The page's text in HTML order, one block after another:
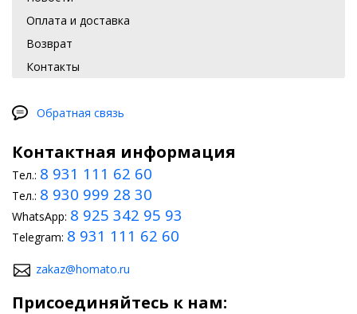
Оплата и доставка
Возврат
Контакты
Обратная связь
Контактная информация
Тел.: 8 931 111 62 60
Тел.: 8 930 999 28 30
WhatsApp: 8 925 342 95 93
Telegram: 8 931 111 62 60
zakaz@homato.ru
Присоединяйтесь к нам: